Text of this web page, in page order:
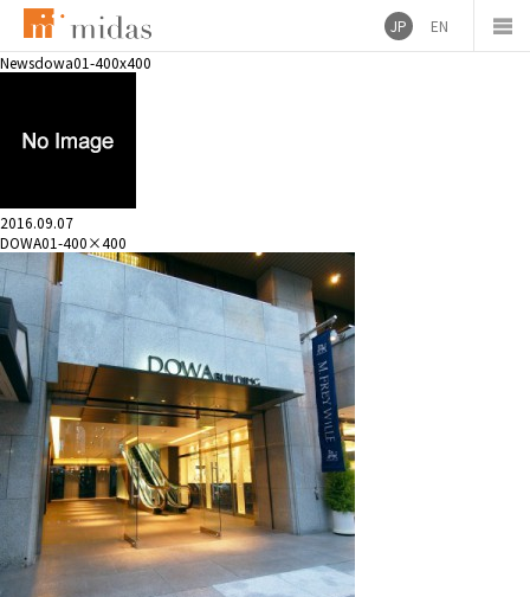
JP
EN
Newsdowa01-400x400
2016.09.07
DOWA01-400×400